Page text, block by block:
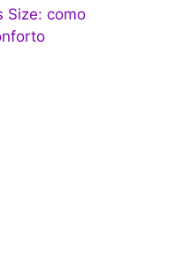
Size: como